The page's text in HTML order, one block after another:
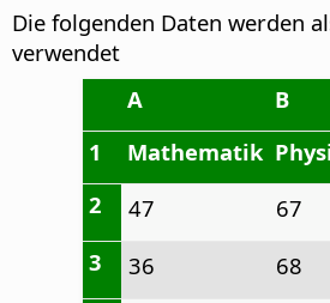
Die folgenden Daten werden
verwendet
A
B
1
Mathematik
2
47 67
3
36 68